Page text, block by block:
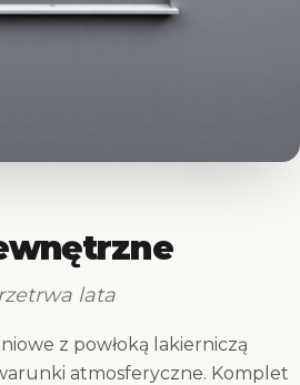
lata
z powłoką lakierniczą
atmosferyczne. Komplet